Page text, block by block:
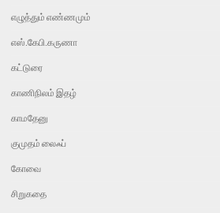
எழுத்தும் எண்ணமும்
எஸ்.கேபி.கருணா
கட்டுரை
காணிநிலம் இதழ்
காமதேனு
குமுதம் லைஃப்
கோவை
சிறுகதை